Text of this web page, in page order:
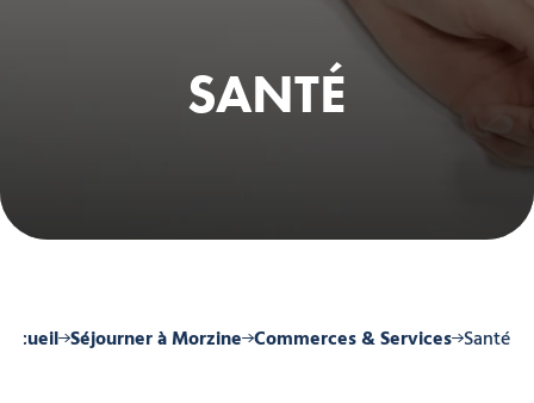
SANTÉ
Séjourner à Morzine Commerces & Services Santé